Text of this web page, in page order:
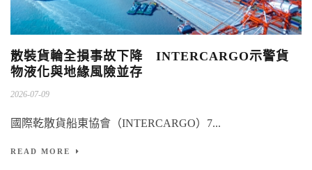
散裝貨輪全損事故下降 INTERCARGO示警貨
物液化與地緣風險並存
2026-07-09
國際乾散貨船東協會（INTERCARGO）7...
READ MORE